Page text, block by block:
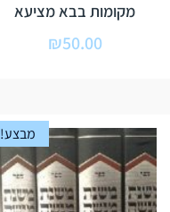
מקומות בבא מציעא
₪50.00
מבצע!